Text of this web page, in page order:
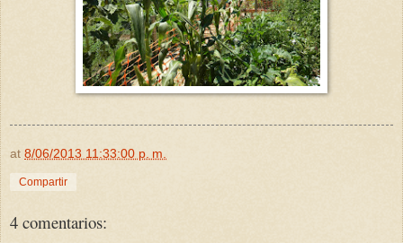
at 8/06/2013 11:33:00 p. m.
Compartir
4 comentarios: